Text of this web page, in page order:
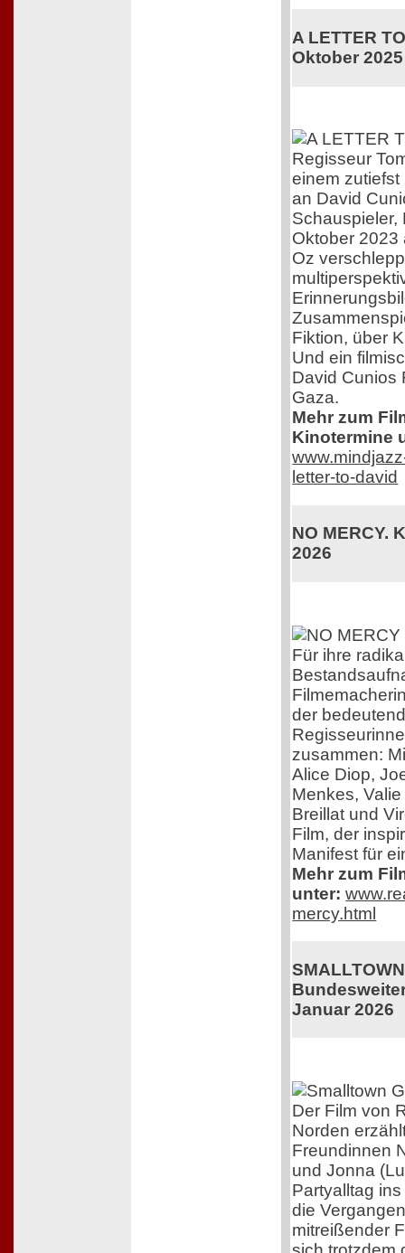
A LETTER
Oktober 2025
Regisseur
einem
an David
Schauspieler,
Oktober 2023
Oz
Fiktion, über
Und ein
David Cunios
Gaza.
Mehr zum
Kinotermine
letter-to-david
NO MERCY.
2026
Für ihre
der
zusammen:
Alice Diop,
Menkes,
Breillat und
Film, der
Manifest für
Mehr zum
unter:
mercy.html
Januar 2026
Der Film von
Norden
Freundinnen
und Jonna
Partyalltag
die
mitreißender